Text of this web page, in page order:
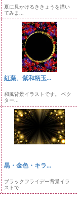
夏に見かけるききょうを描い
てみま...
紅葉、紫和柄玉...
和風背景イラストです。 ベク
ター...
黒・金色・キラ...
ブラックフライデー背景イラ
ストで...